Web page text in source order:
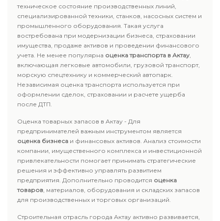
техническое состояние производственных линий,
специализированной техники, станков, насосных систем и
промышленного оборудования. Такая услуга
востребована при модернизации бизнеса, страховании
имущества, продаже активов и проведении финансового
учета. Не менее популярна оценка транспорта в Актау,
включающая легковые автомобили, грузовой транспорт,
морскую спецтехнику и коммерческий автопарк.
Независимая оценка транспорта используется при
оформлении сделок, страховании и расчете ущерба
после ДТП.
Оценка товарных запасов в Актау - Для
предпринимателей важным инструментом является
оценка бизнеса и финансовых активов. Анализ стоимости
компании, имущественного комплекса и инвестиционной
привлекательности помогает принимать стратегические
решения и эффективно управлять развитием
предприятия. Дополнительно проводится оценка
товаров, материалов, оборудования и складских запасов
для производственных и торговых организаций.
Строительная отрасль города Актау активно развивается,